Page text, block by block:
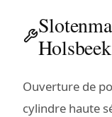
Holsbeek
Ouverture de
cylindre haute